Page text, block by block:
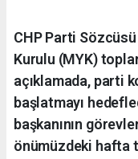
CHP Parti
Kurulu (MYK)
açıklamada, parti
başlatmayı
başkanının
önümüzdeki hafta